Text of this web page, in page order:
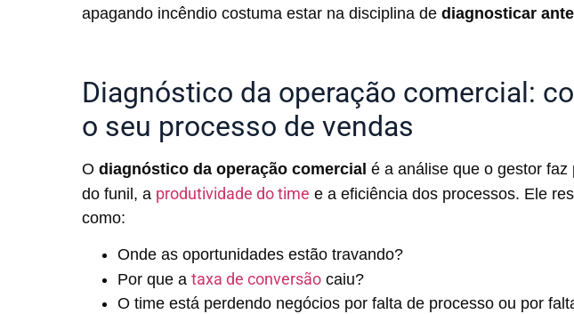
apagando incêndio costuma estar na disciplina de diagnosticar
Diagnóstico da operação comercial:
o seu processo de vendas
O diagnóstico da operação comercial é a análise que o gestor
do funil, a produtividade do time e a eficiência dos processos. Ele
como:
Onde as oportunidades estão travando?
Por que a taxa de conversão caiu?
O time está perdendo negócios por falta de processo ou por